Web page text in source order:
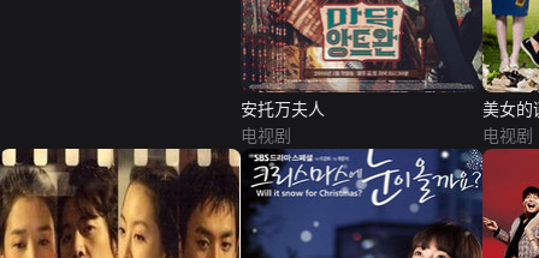
安托万夫人
电视剧
美女的
电视剧